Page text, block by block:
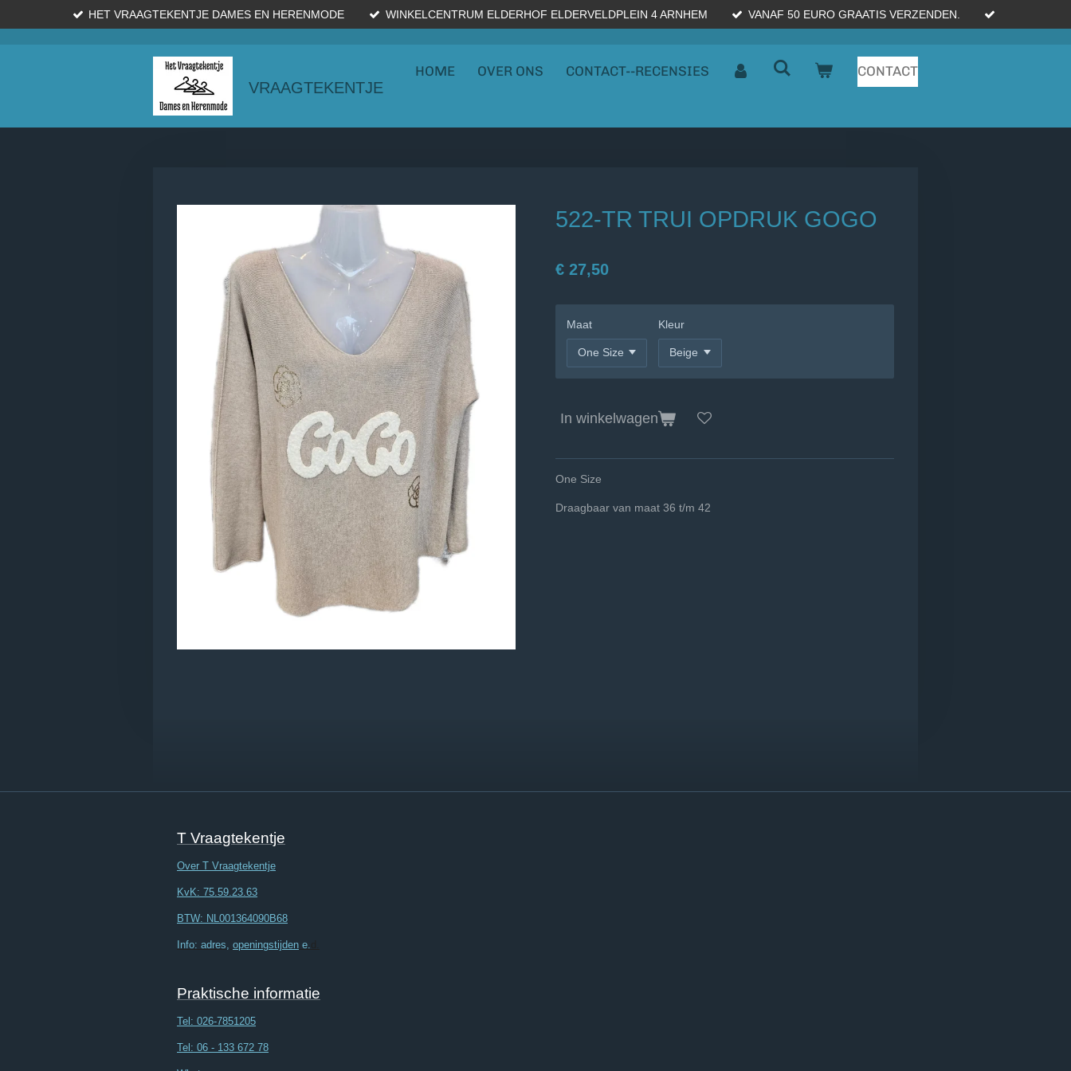
HET VRAAGTEKENTJE DAMES EN HERENMODE WINKELCENTRUM ELDERHOF ELDERVELDPLEIN 4 ARNHEM VANAF 50 EURO GRAATIS VERZENDEN.
VRAAGTEKENTJE
HOME OVER ONS CONTACT--RECENSIES CONTACT
522-TR TRUI OPDRUK GOGO
€ 27,50
Maat Kleur
In winkelwagen
One Size
Draagbaar van maat 36 t/m 42
T Vraagtekentje
Over T Vraagtekentje
KvK: 75.59.23.63
BTW: NL001364090B68
Info: adres, openingstijden e.
Praktische informatie
Tel: 026-7851205
Tel: 06 - 133 672 78